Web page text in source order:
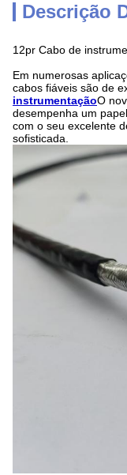
Descrição
12pr Cabo de
Em numerosas
cabos fiáveis são de
instrumentaçãoO
desempenha um
com o seu excelente
sofisticada.